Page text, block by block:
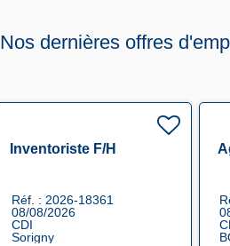
Nos dernières offres
Inventoriste F/H
Réf. : 2026-18361
08/08/2026
CDI
Sorigny